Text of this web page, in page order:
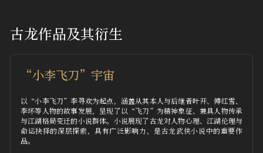
古龙作品及其衍生
“小李飞刀”宇宙
以“小李飞刀”李寻欢为起点，涵盖从其本人与后继者叶开、傅红雪、
李坏等人物的故事发展，呈现了以“飞刀”为精神象征、兼具人物传承
与江湖格局变迁的小说群体。小说展现了古龙对人物心理、江湖伦理与
命运抉择的深层探索，具有广泛影响力，是古龙武侠小说中的重要作
品。